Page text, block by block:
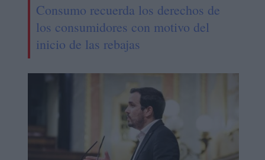
Consumo recuerda los derechos de
los consumidores con motivo del
inicio de las rebajas